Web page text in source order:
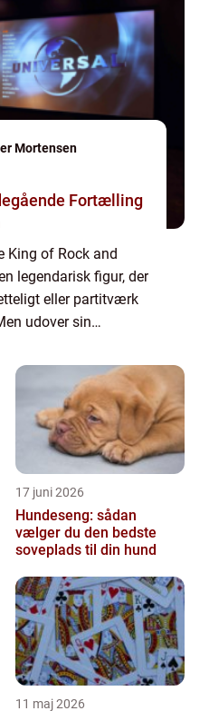
Mortensen
Fortælling
King of Rock and
legendarisk figur, der
eller partitværk
udover sin
17 juni 2026
Hundeseng: sådan
vælger du den bedste
soveplads til din hund
11 maj 2026